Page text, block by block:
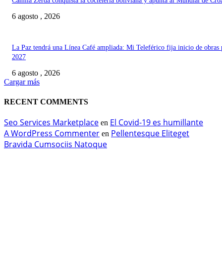
6 agosto , 2026
La Paz tendrá una Línea Café ampliada: Mi Teleférico fija inicio de obras
2027
6 agosto , 2026
Cargar más
RECENT COMMENTS
Seo Services Marketplace en El Covid-19 es humillante
A WordPress Commenter en Pellentesque Eliteget
Bravida Cumsociis Natoque